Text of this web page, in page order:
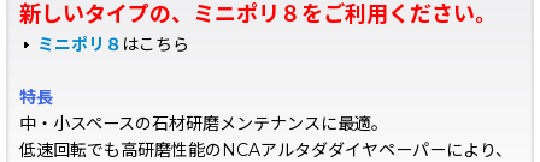
新しいタイプの、ミニポリ８をご利用ください。
ミニポリ８ はこちら
特長
中・小スペースの石材研磨メンテナンスに最適。
低速回転でも高研磨性能のNCAアルタダダイヤペーパーにより、